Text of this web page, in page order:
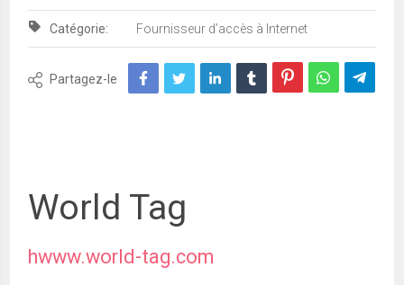
Catégorie: Fournisseur d’accès à Internet
Partagez-le
World Tag
hwww.world-tag.com